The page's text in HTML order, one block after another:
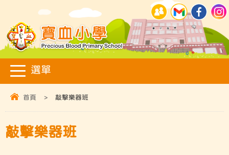
首頁 > 敲擊樂器班
敲擊樂器班